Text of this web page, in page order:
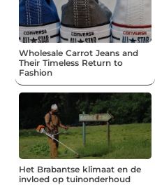
Wholesale Carrot Jeans and
Their Timeless Return to
Fashion
Het Brabantse klimaat en de
invloed op tuinonderhoud